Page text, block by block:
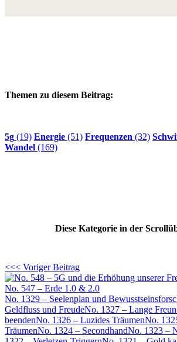
Themen zu diesem Beitrag:
5g (19) Energie (51) Frequenzen (32)
Wandel (169)
Diese Kategorie in der
<<< Voriger Beitrag
No. 547 – Erde 1.0 & 2.0
No. 1329 – Seelenplan und
Geldfluss und FreudeNo. 1327 – Lange
beendenNo. 1326 – Luzides TräumenNo.
TräumenNo. 1324 – SecondhandNo. 1323 –